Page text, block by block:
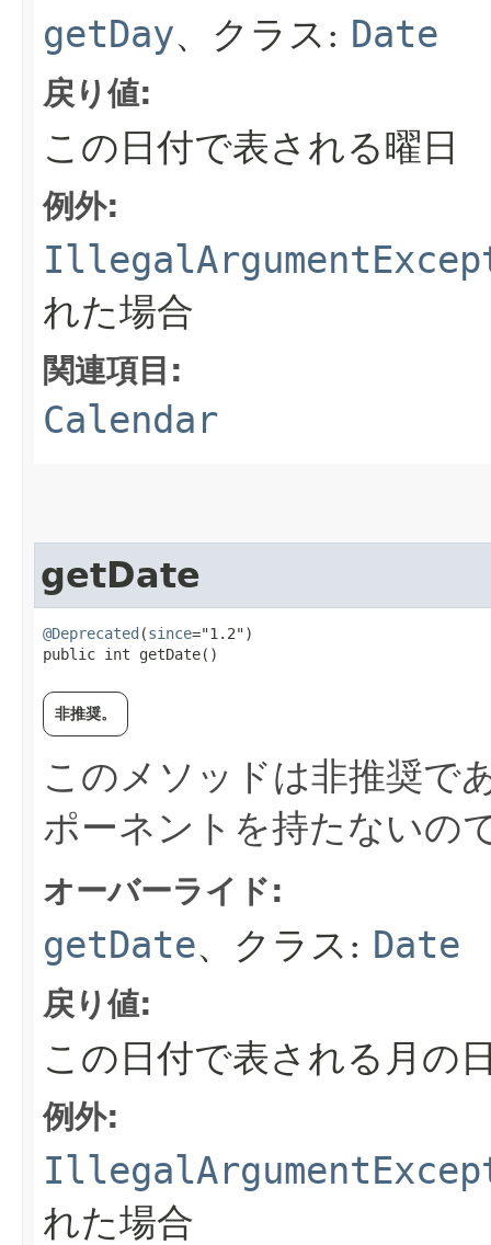
getDay、クラス: Date
戻り値:
この日付で表される曜日
例外:
れた場合
関連項目:
Calendar
getDate
@Deprecated (since="1.2")
public int getDate()
非推奨。
このメソッドは非推奨で
ポーネントを持たないの
オーバーライド:
getDate、クラス: Date
戻り値:
この日付で表される月の
例外:
れた場合